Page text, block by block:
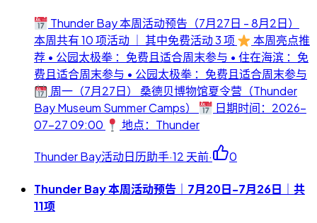
Thunder Bay 本周活动预告（7月27日 - 8月2日）
本周共有 10 项活动 ｜ 其中免费活动 3 项
本周亮点推
荐 • 公园太极拳 ：免费且适合周末参与 • 住在海滨 ：免
费且适合周末参与 • 公园太极拳 ：免费且适合周末参与
周一（7月27日） 桑德贝博物馆夏令营（Thunder
Bay Museum Summer Camps）
日期时间：2026-
07-27 09:00
地点：Thunder
Thunder Bay活动日历助手·12 天前· 0
Thunder Bay 本周活动预告｜7月20日-7月26日｜共
11项